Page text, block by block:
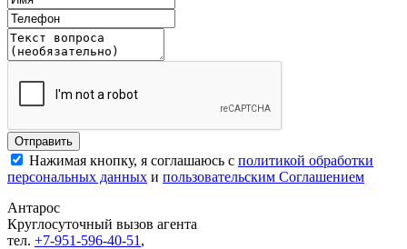
Нажимая кнопку, я соглашаюсь с политикой обработки
персональных данных и пользовательским Соглашением
Антарос
Круглосуточный вызов агента
тел. +7-951-596-40-51 ,